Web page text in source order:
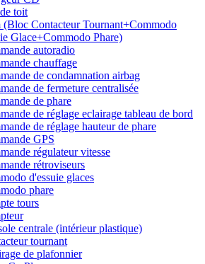
toit
(Bloc Contacteur Tournant+Commodo
Glace+Commodo Phare)
autoradio
chauffage
de condamnation airbag
de fermeture centralisée
de phare
de réglage eclairage tableau de bord
de réglage hauteur de phare
GPS
régulateur vitesse
rétroviseurs
d'essuie glaces
phare
tours
centrale (intérieur plastique)
tournant
de plafonnier